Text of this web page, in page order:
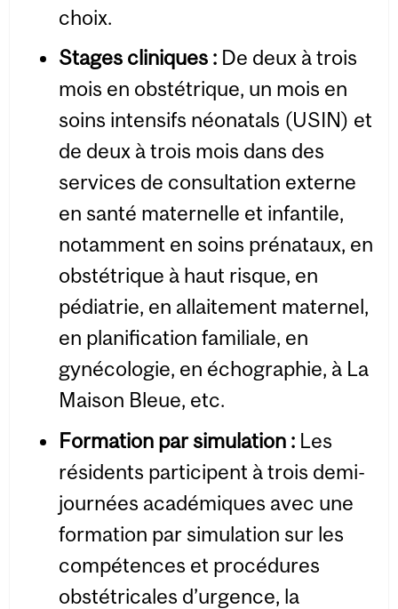
choix.
Stages cliniques:De deux à trois
mois en obstétrique, un mois en
soins intensifs néonatals (USIN) et
de deux à trois mois dans des
services de consultation externe
en santé maternelle et infantile,
notamment en soins prénataux, en
obstétrique à haut risque, en
pédiatrie, en allaitement maternel,
en planification familiale, en
gynécologie, en échographie, à La
Maison Bleue, etc.
Formation par simulation: Les
résidents participent à trois demi-
journées académiques avec une
formation par simulation sur les
compétences et procédures
obstétricales d’urgence, la